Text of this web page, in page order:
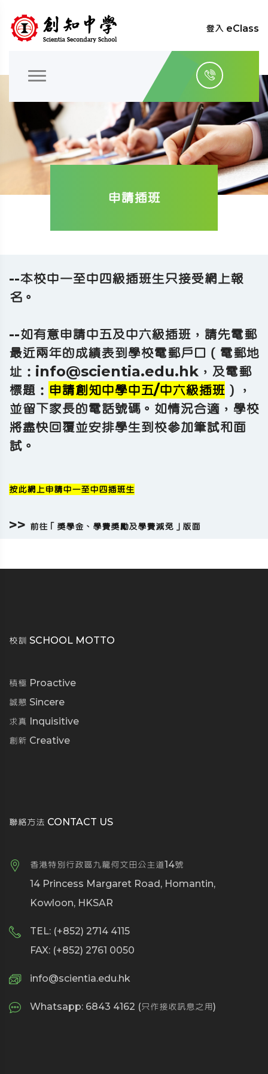
登入 eClass
申請插班
--本校中一至中四級插班生只接受網上報
名。
--如有意申請中五及中六級插班，請先電郵
最近兩年的成績表到學校電郵戶口（電郵地
址：info@scientia.edu.hk，及電郵
標題： 申請創知中學中五/中六級插班 ），
並留下家長的電話號碼。如情況合適，學校
將盡快回覆並安排學生到校參加筆試和面
試。
按此網上申請中一至中四插班生
>> 前往「獎學金、學費獎勵及學費減免」版面
校訓 SCHOOL MOTTO
積極 Proactive
誠懇 Sincere
求真 Inquisitive
創新 Creative
聯絡方法 CONTACT US
香港特別行政區九龍何文田公主道14號
14 Princess Margaret Road, Homantin,
Kowloon, HKSAR
TEL: (+852) 2714 4115
FAX: (+852) 2761 0050
info@scientia.edu.hk
Whatsapp: 6843 4162 (只作接收訊息之用)